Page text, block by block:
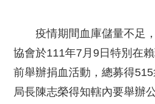
疫情期間血庫儲量不足，
協會於111年7月9日特別在
前舉辦捐血活動，總募得
局長陳志榮得知轄內要舉辦